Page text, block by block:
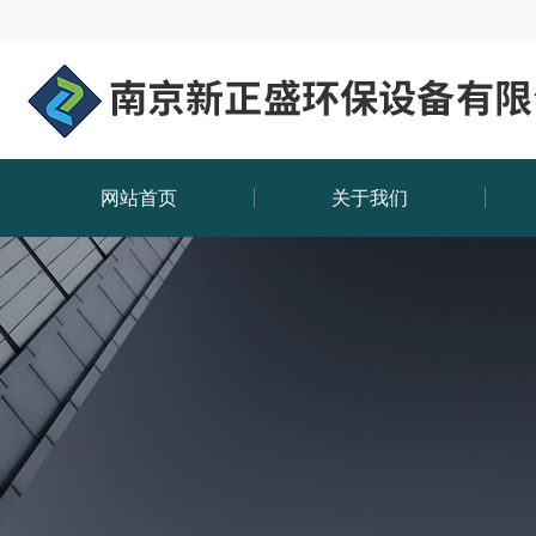
网站首页 关于我们